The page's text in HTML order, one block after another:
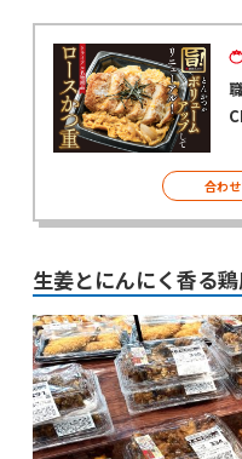
合わ
生姜とにんにく香る